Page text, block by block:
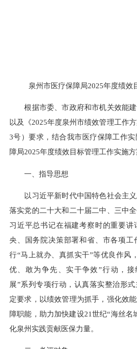
泉州市医疗保障局2025年度绩效
根据市委、市政府和市机关效能建
以及《2025年度泉州市绩效管理工作方
3号）要求，结合我市医疗保障工作
障局2025年度绩效目标管理工作实施方
一、指导思想
以习近平新时代中国特色社会主义
落实党的二十大和二十届二中、三中
习近平总书记在福建考察时的重要讲
央、国务院决策部署和省、市各项工
行“马上就办、真抓实干”等优良作风
优、敢为争先、实干争效”行动，
展”系列专项行动，认真落实整治形
定要求，以绩效管理为抓手，强化效
障职能，助力加快建设21世纪“海丝名
化泉州实践贡献医保力量。